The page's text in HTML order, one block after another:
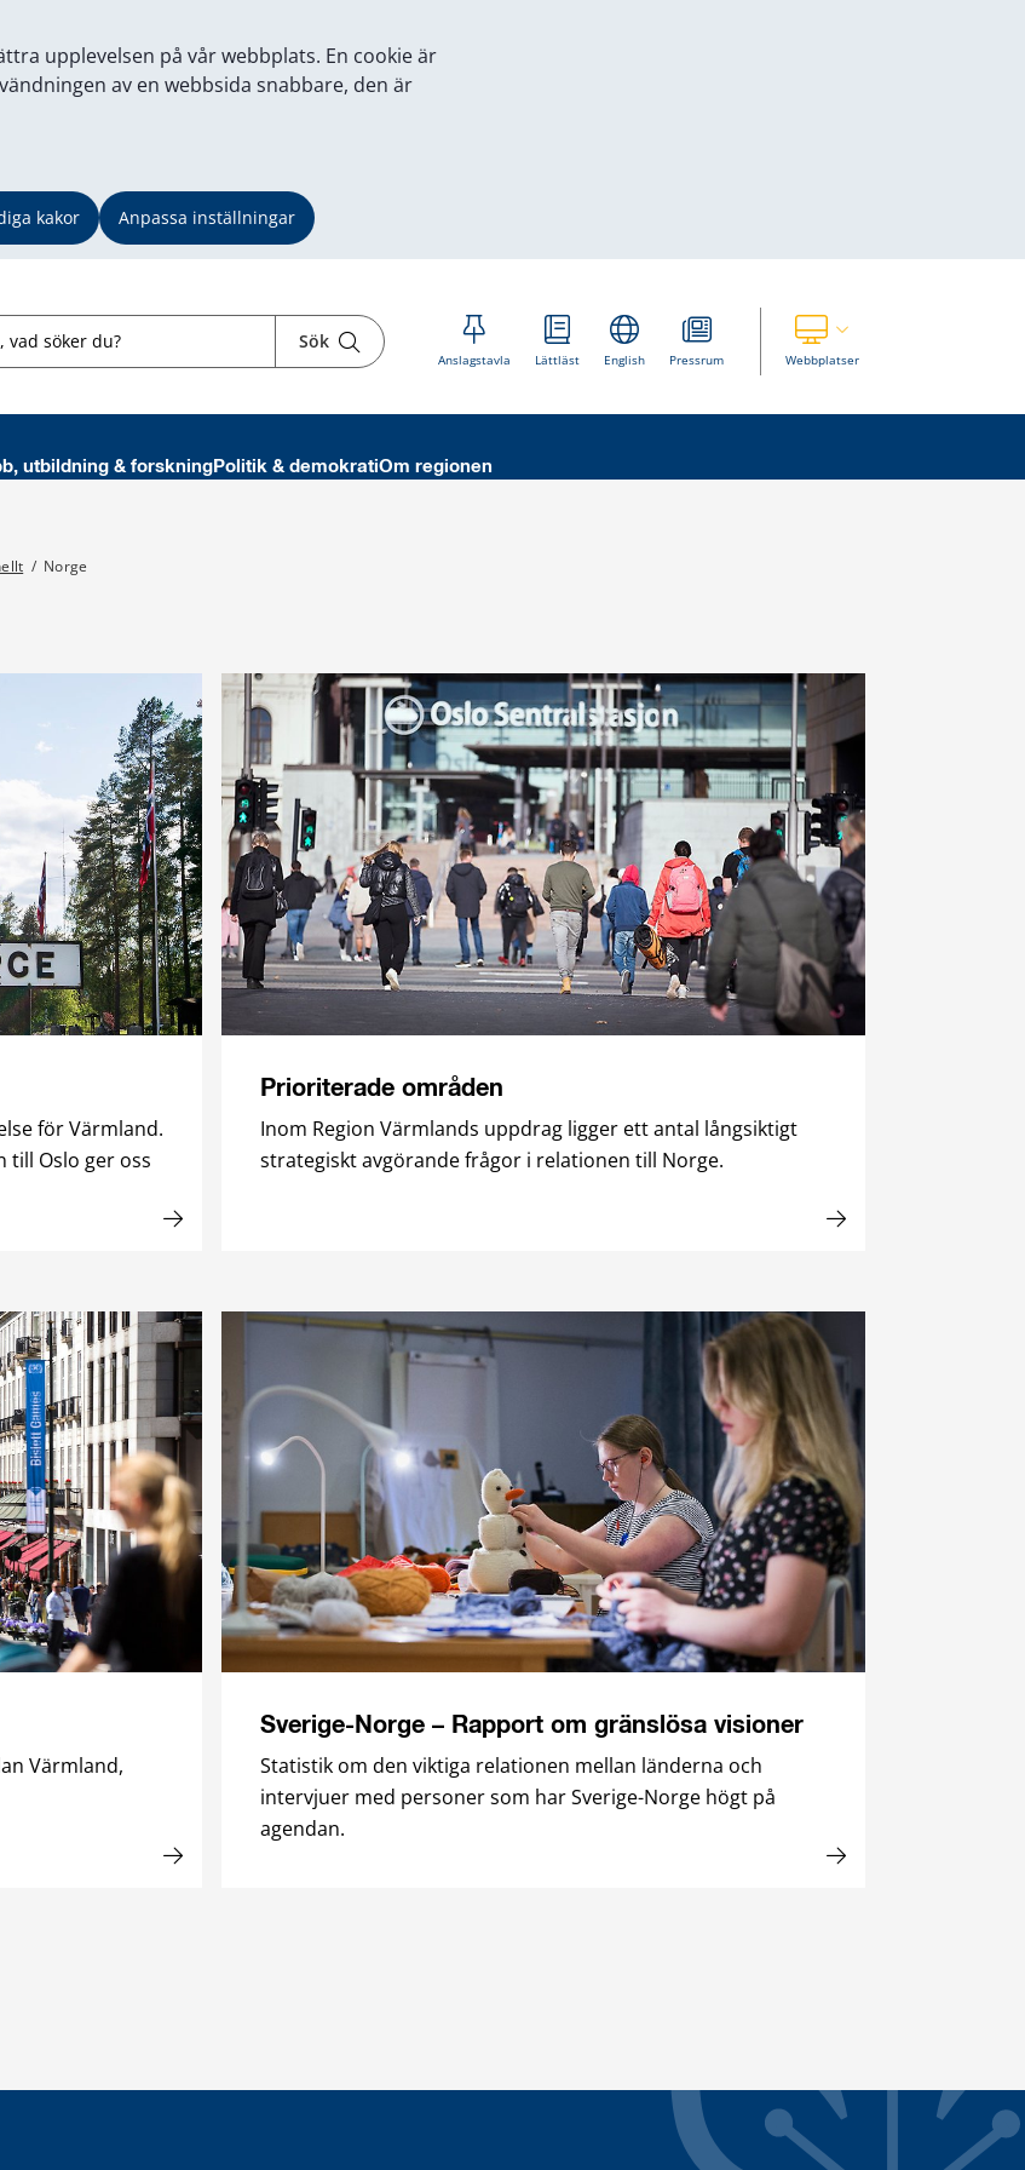
upplevelsen på vår webbplats. En cookie är
av en webbsida snabbare, den är
kakor Anpassa inställningar
Sök
Anslagstavla Lättläst English Pressrum WebbplatserVisa våra andra webbplatser
utbildning & forskningPolitik & demokratiOm regionen
/ Norge
för Värmland.
till Oslo ger oss
Prioriterade områden
Inom Region Värmlands uppdrag ligger ett antal långsiktigt
strategiskt avgörande frågor i relationen till Norge.
Värmland,
Sverige-Norge – Rapport om gränslösa visioner
Statistik om den viktiga relationen mellan länderna och
intervjuer med personer som har Sverige-Norge högt på
agendan.